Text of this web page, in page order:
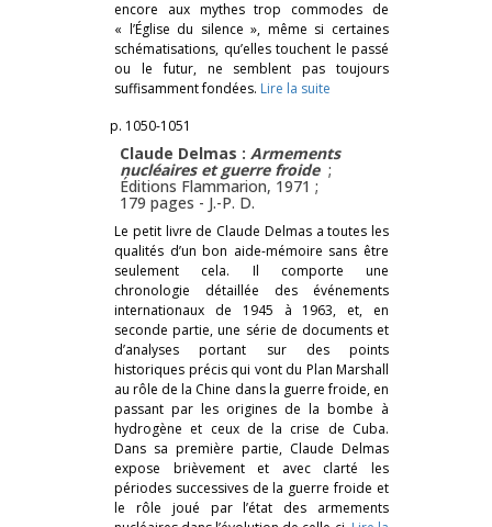
encore aux mythes trop commodes de
« l’Église du silence », même si certaines
schématisations, qu’elles touchent le passé
ou le futur, ne semblent pas toujours
suffisamment fondées. Lire la suite
p. 1050-1051
Claude Delmas : Armements
nucléaires et guerre froide ;
Éditions Flammarion, 1971 ;
179 pages - J.-P. D.
Le petit livre de Claude Delmas a toutes les
qualités d’un bon aide-mémoire sans être
seulement cela. Il comporte une
chronologie détaillée des événements
internationaux de 1945 à 1963, et, en
seconde partie, une série de documents et
d’analyses portant sur des points
historiques précis qui vont du Plan Marshall
au rôle de la Chine dans la guerre froide, en
passant par les origines de la bombe à
hydrogène et ceux de la crise de Cuba.
Dans sa première partie, Claude Delmas
expose brièvement et avec clarté les
périodes successives de la guerre froide et
le rôle joué par l’état des armements